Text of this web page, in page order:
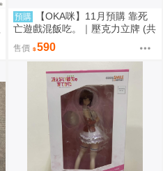
預購
【OKA咪】11月預購 靠死
亡遊戲混飯吃。｜壓克力立牌 (共
5款任選)
售價 590